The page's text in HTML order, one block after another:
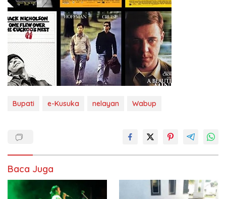
Bupati e-Kusuka nelayan Wabup
Baca Juga